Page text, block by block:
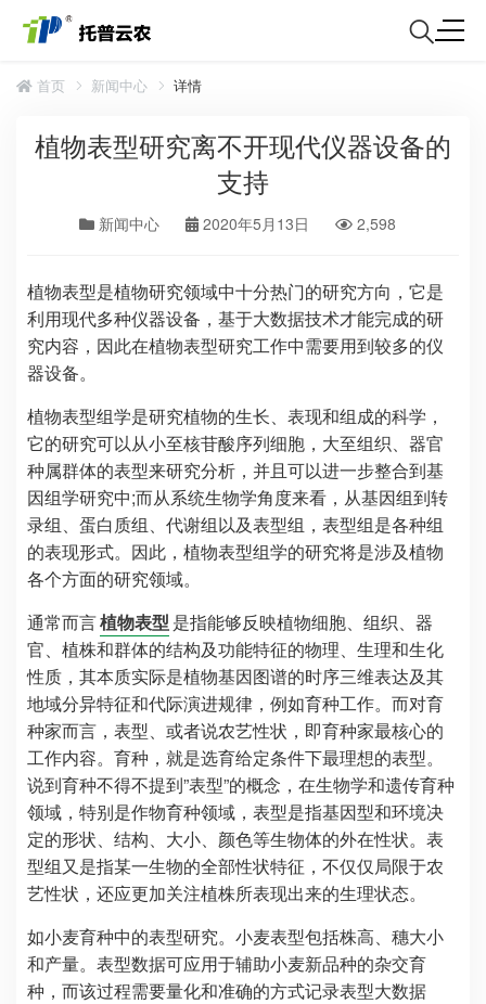
首页 新闻中心 详情
植物表型研究离不开现代仪器设备的
支持
新闻中心 2020年5月13日 2,598
植物表型是植物研究领域中十分热门的研究方向，它是
利用现代多种仪器设备，基于大数据技术才能完成的研
究内容，因此在植物表型研究工作中需要用到较多的仪
器设备。
植物表型组学是研究植物的生长、表现和组成的科学，
它的研究可以从小至核苷酸序列细胞，大至组织、器官
种属群体的表型来研究分析，并且可以进一步整合到基
因组学研究中;而从系统生物学角度来看，从基因组到转
录组、蛋白质组、代谢组以及表型组，表型组是各种组
的表现形式。因此，植物表型组学的研究将是涉及植物
各个方面的研究领域。
通常而言植物表型 是指能够反映植物细胞、组织、器
官、植株和群体的结构及功能特征的物理、生理和生化
性质，其本质实际是植物基因图谱的时序三维表达及其
地域分异特征和代际演进规律，例如育种工作。而对育
种家而言，表型、或者说农艺性状，即育种家最核心的
工作内容。育种，就是选育给定条件下最理想的表型。
说到育种不得不提到”表型”的概念，在生物学和遗传育种
领域，特别是作物育种领域，表型是指基因型和环境决
定的形状、结构、大小、颜色等生物体的外在性状。表
型组又是指某一生物的全部性状特征，不仅仅局限于农
艺性状，还应更加关注植株所表现出来的生理状态。
如小麦育种中的表型研究。小麦表型包括株高、穗大小
和产量。表型数据可应用于辅助小麦新品种的杂交育
种，而该过程需要量化和准确的方式记录表型大数据